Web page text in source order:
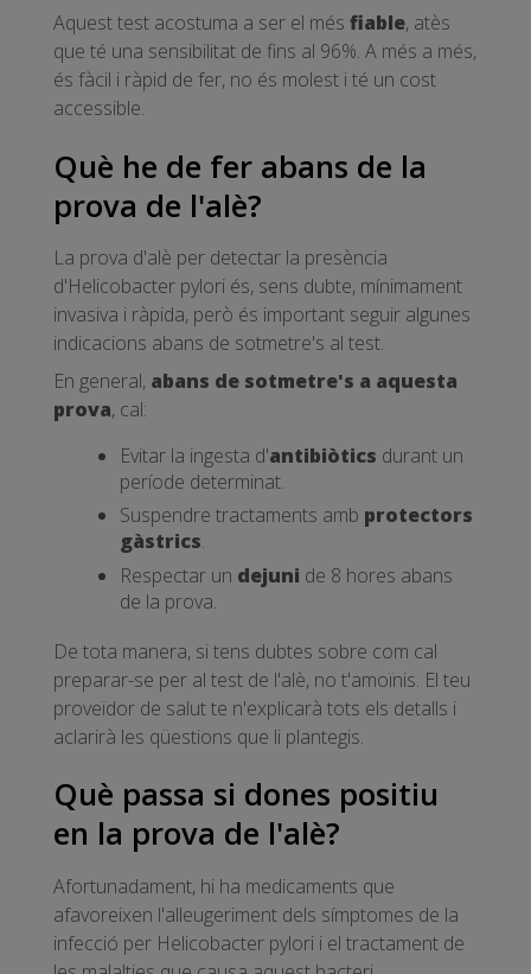
Aquest test acostuma a ser el més fiable, atès
que té una sensibilitat de fins al 96%. A més a més,
és fàcil i ràpid de fer, no és molest i té un cost
accessible.
Què he de fer abans de la
prova de l'alè?
La prova d'alè per detectar la presència
d'Helicobacter pylori és, sens dubte, mínimament
invasiva i ràpida, però és important seguir algunes
indicacions abans de sotmetre's al test.
En general, abans de sotmetre's a aquesta
prova, cal:
Evitar la ingesta d'antibiòtics durant un
període determinat.
Suspendre tractaments amb protectors
gàstrics.
Respectar un dejuni de 8 hores abans
de la prova.
De tota manera, si tens dubtes sobre com cal
preparar-se per al test de l'alè, no t'amoïnis. El teu
proveïdor de salut te n'explicarà tots els detalls i
aclarirà les qüestions que li plantegis.
Què passa si dones positiu
en la prova de l'alè?
Afortunadament, hi ha medicaments que
afavoreixen l'alleugeriment dels símptomes de la
infecció per Helicobacter pylori i el tractament de